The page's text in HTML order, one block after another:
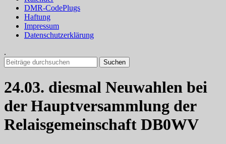
DMR-CodePlugs
Haftung
Impressum
Datenschutzerklärung
.
Suchen
nach:
24.03. diesmal Neuwahlen bei
der Hauptversammlung der
Relaisgemeinschaft DB0WV